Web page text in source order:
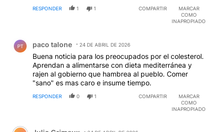
RESPONDER 1 1 COMPARTIR
MARCAR
COMO
INAPROPIADO
PT paco talone 24 DE ABRIL DE 2026
Buena noticia para los preocupados por el colesterol.
Aprendan a alimentarse con dieta mediterránea y
rajen al gobierno que hambrea al pueblo. Comer
"sano" es mas caro e insume tiempo.
RESPONDER 0 1 COMPARTIR
MARCAR
COMO
INAPROPIADO
Comentario de Julio Grimaux.